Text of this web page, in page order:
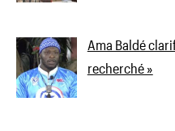
Ama Baldé
recherché »